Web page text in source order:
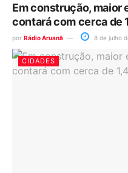
Em construção, maior
contará com cerca de
por Rádio Aruanã 8 de julho
CIDADES